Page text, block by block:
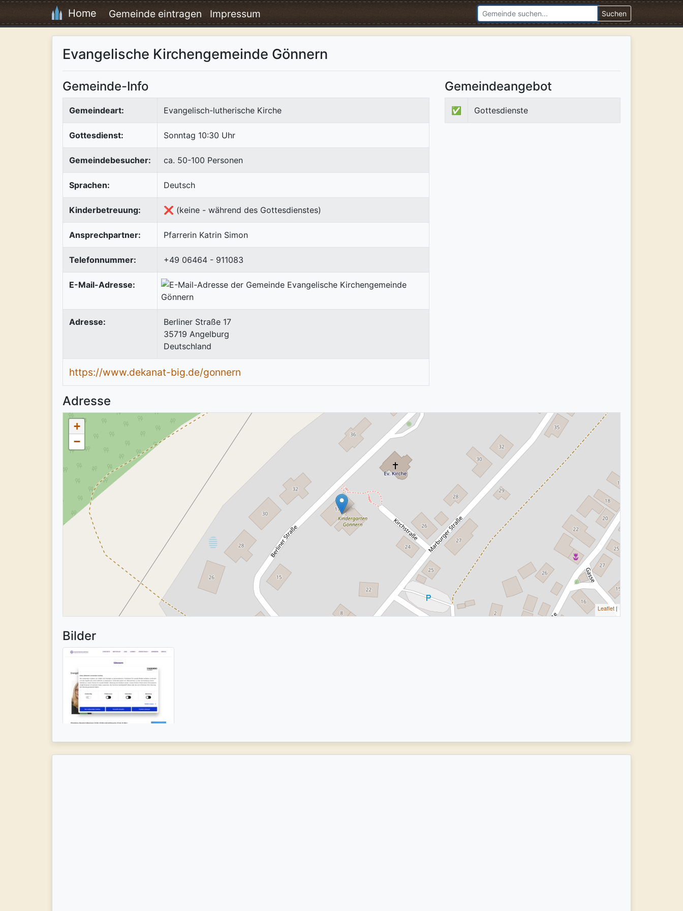
Home Gemeinde eintragen Impressum Suchen
Evangelische Kirchengemeinde Gönnern
Gemeinde-Info
Gemeindeart: Evangelisch-lutherische Kirche
Gottesdienst: Sonntag 10:30 Uhr
Gemeindebesucher: ca. 50-100 Personen
Sprachen: Deutsch
Kinderbetreuung: ❌ (keine - während des Gottesdienstes)
Ansprechpartner: Pfarrerin Katrin Simon
Telefonnummer: +49 06464 - 911083
E-Mail-Adresse:
Adresse:
Berliner Straße 17
35719 Angelburg
Deutschland
https://www.dekanat-big.de/gonnern
Gemeindeangebot
✅ Gottesdienste
Adresse
+
−
Leaflet |
Bilder